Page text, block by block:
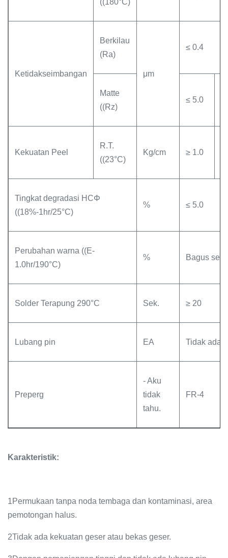
((180°C)
Ketidakseimbangan
Berkilau
(Ra)
μm
≤ 0.4
Matte
((Rz)
≤ 5.0
Kekuatan Peel
R.T.
((23°C)
Kg/cm ≥ 1.0
Tingkat degradasi HCΦ
((18%-1hr/25°C)
% ≤ 5.0
Perubahan warna ((E-
1.0hr/190°C)
% Bagus
Solder Terapung 290°C Sek. ≥ 20
Lubang pin EA Tidak ada
Preperg
- Aku
tidak
tahu.
FR-4
Karakteristik:
1Permukaan tanpa noda tembaga dan kontaminasi, area
pemotongan halus.
2Tidak ada kekuatan geser atau bekas geser.